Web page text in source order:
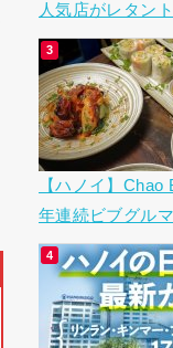
人気店がレタン
【ハノイ】
年連続ビブグル